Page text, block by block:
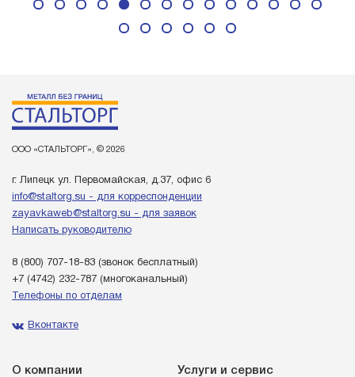
ООО «СТАЛЬТОРГ», © 2026
г. Липецк ул. Первомайская, д.37, офис 6
info@staltorg.su - для корреспонденции
zayavkaweb@staltorg.su - для заявок
Написать руководителю
8 (800) 707-18-83 (звонок бесплатный)
+7 (4742) 232-787 (многоканальный)
Телефоны по отделам
Вконтакте
О компании Услуги и сервис